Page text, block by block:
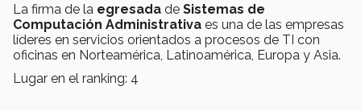
La firma de la egresada de Sistemas de
Computación Administrativa es una de las empresas
líderes en servicios orientados a procesos de TI con
oficinas en Norteamérica, Latinoamérica, Europa y Asia.
Lugar en el ranking: 4